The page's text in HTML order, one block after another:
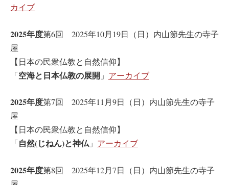
カイブ
2025年度第6回 2025年10月19日（日）内山節先生の寺子
屋
【日本の民衆仏教と自然信仰】
「空海と日本仏教の展開 」 アーカイブ
2025年度第7回 2025年11月9日（日）内山節先生の寺子
屋
【日本の民衆仏教と自然信仰】
「自然(じねん)と神仏」 アーカイブ
2025年度第8回 2025年12月7日（日）内山節先生の寺子